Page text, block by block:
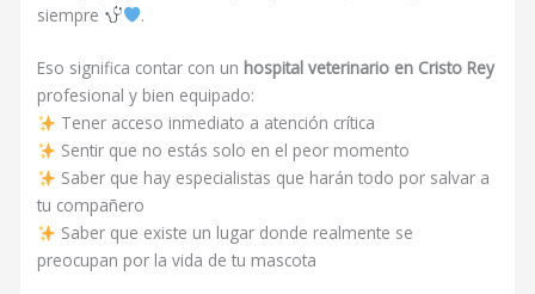
siempre
.
Eso significa contar con un hospital veterinario en Cristo Rey
profesional y bien equipado:
Tener acceso inmediato a atención crítica
Sentir que no estás solo en el peor momento
Saber que hay especialistas que harán todo por salvar a
tu compañero
Saber que existe un lugar donde realmente se
preocupan por la vida de tu mascota